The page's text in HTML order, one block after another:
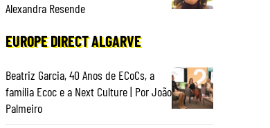
Alexandra Resende
EUROPE DIRECT ALGARVE
Beatriz Garcia, 40 Anos de ECoCs, a
família Ecoc e a Next Culture | Por João
Palmeiro